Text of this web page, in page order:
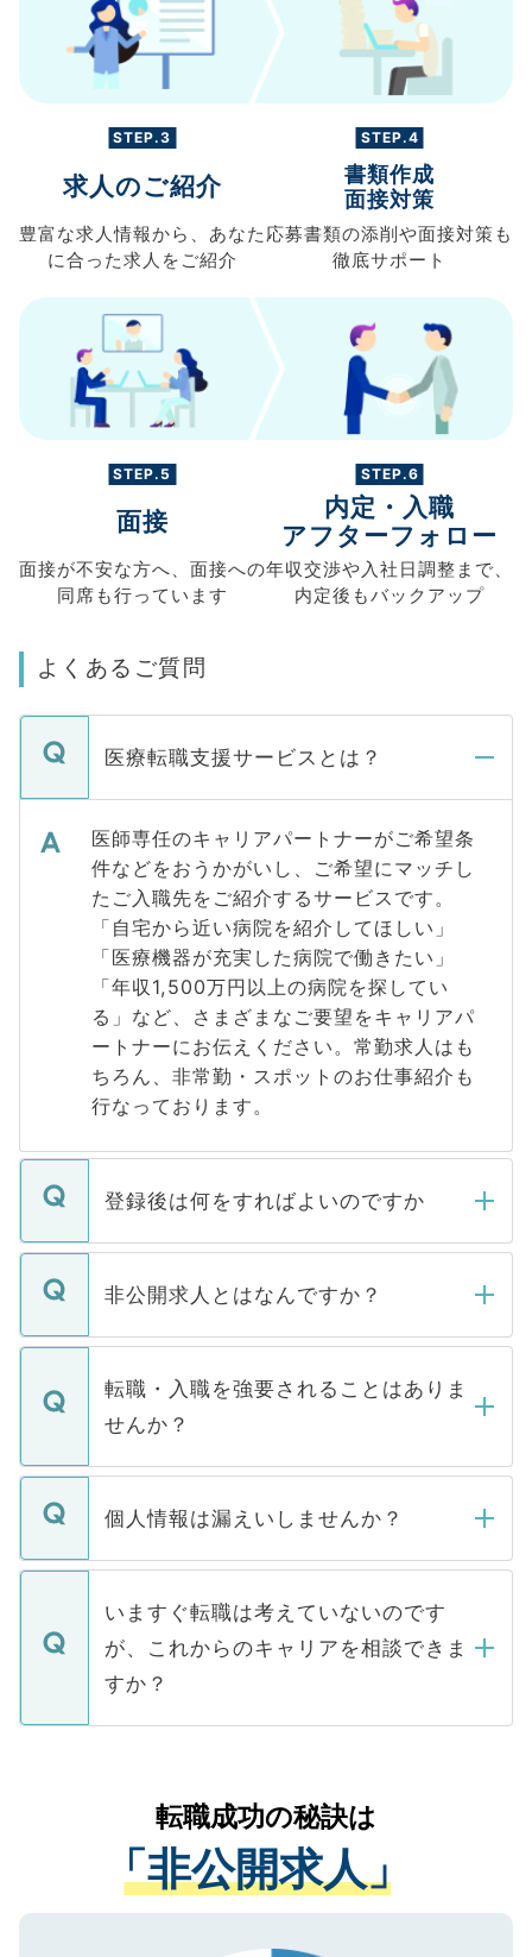
STEP.3
求人のご紹介
豊富な求人情報から、 あなた
に合った求人を ご紹介
STEP.4
書類作成
面接対策
応募書類の添削や面接対策も
徹底サポート
STEP.5
面接
面接が不安な方へ、 面接への
同席も行っています
STEP.6
内定・入職
アフターフォロー
年収交渉や入社日調整まで、
内定後もバックアップ
よくあるご質問
医療転職支援サービスとは？
医師専任のキャリアパートナーがご希望条
件などをおうかがいし、ご希望にマッチし
たご入職先をご紹介するサービスです。
「自宅から近い病院を紹介してほしい」
「医療機器が充実した病院で働きたい」
「年収1,500万円以上の病院を探してい
る」など、さまざまなご要望をキャリアパ
ートナーにお伝えください。常勤求人はも
ちろん、非常勤・スポットのお仕事紹介も
行なっております。
登録後は何をすればよいのですか
ご登録いただきましたら、弊社担当者がご
登録内容を確認し、その後メールもしくは
ます。通常、5営業日以内にはご連絡をせて
いただきますので、しばらくお待ちくださ
非公開求人とはなんですか？
マイナビDOCTORで取り扱っている求人の
うち約3割は、Webサイトからご覧いただ
けない「非公開求人」です。非公開求人は
下記の理由によって、一般には公開してい
ません。
■応募殺到を避けるため 人気のある医療機
関を公にしてしまうと、応募が殺到する場
に、医療機関が求める条件に合った人材の
みを人材紹介会社に依頼するケースが増え
ています。
転職・入職を強要されることはありま
せんか？
転職・入職を強要することは一切ありませ
ん。また、仮に応募先から内定をいただい
定を承諾する必要はありません。内定先へ
の辞退の連絡はキャリアパートナーが行い
個人情報は漏えいしませんか？
個人情報が漏えいすることはありませんの
で、ご安心ください。当サイトからの登録
などで収集したご登録者様の個人情報は、
ご本人のキャリアアップおよび転職活動の
支援を目的に使用いたします。お預かりし
ているすべての個人データはご本人の許可
は、個人情報の取り扱いについての厳密な
管理基準を満たした事業者のみに付与され
る、プライバシーマークを取得済みです。
いますぐ転職は考えていないのです
が、これからのキャリアを相談できま
すか？
かがいして、現在の医療機関の状況や紹介
経験をまじえながら、適切なアドバイスを
させていただきます。すぐにご転職をされ
ない方には、長期的なサポートが可能です
ので、まずはご登録ください。
転職成功の秘訣は
「非公開求人」